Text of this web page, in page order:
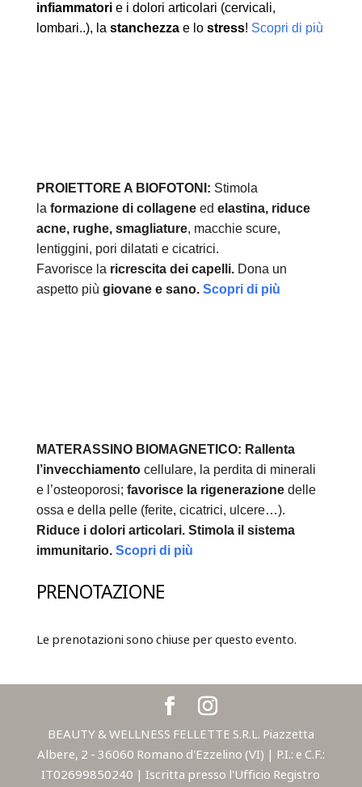
infiammatori e i dolori articolari (cervicali,
lombari..), la stanchezzae lo stress! Scopri di più
PROIETTORE A BIOFOTONI: Stimola
la formazione di collagene ed elastina, riduce
acne, rughe, smagliature, macchie scure,
lentiggini, pori dilatati e cicatrici.
Favorisce la ricrescita dei capelli. Dona un
aspetto più giovane e sano. Scopri di più
MATERASSINO BIOMAGNETICO: Rallenta
l’invecchiamentocellulare, la perdita di minerali
e l’osteoporosi; favorisce la rigenerazionedelle
ossa e della pelle (ferite, cicatrici, ulcere…).
Riduce i dolori articolari. Stimola il sistema
immunitario. Scopri di più
PRENOTAZIONE
Le prenotazioni sono chiuse per questo evento.
BEAUTY & WELLNESS FELLETTE S.R.L. Piazzetta
Albere, 2 - 36060 Romano d'Ezzelino (VI) | P.I.: e C.F.:
IT02699850240 | Iscritta presso l'Ufficio Registro